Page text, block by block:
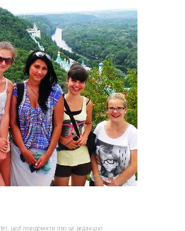
щоб повідомити про це редакцію